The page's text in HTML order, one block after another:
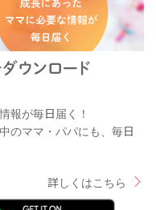
報が毎日届く！
のママ・パパにも、毎日
詳しくはこちら